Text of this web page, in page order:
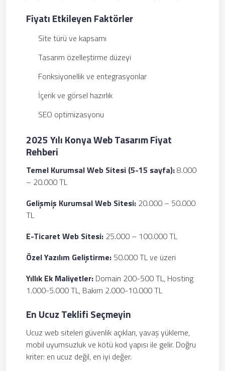
Fiyatı Etkileyen Faktörler
Site türü ve kapsamı
Tasarım özelleştirme düzeyi
Fonksiyonellik ve entegrasyonlar
İçerik ve görsel hazırlık
SEO optimizasyonu
2025 Yılı Konya Web Tasarım Fiyat
Rehberi
Temel Kurumsal Web Sitesi (5-15 sayfa):8.000
– 20.000 TL
Gelişmiş Kurumsal Web Sitesi: 20.000 – 50.000
TL
E-Ticaret Web Sitesi: 25.000 – 100.000 TL
Özel Yazılım Geliştirme: 50.000 TL ve üzeri
Yıllık Ek Maliyetler: Domain 200-500 TL, Hosting
1.000-5.000 TL, Bakım 2.000-10.000 TL
En Ucuz Teklifi Seçmeyin
Ucuz web siteleri güvenlik açıkları, yavaş yükleme,
mobil uyumsuzluk ve kötü kod yapısı ile gelir. Doğru
kriter: en ucuz değil, en iyi değer.